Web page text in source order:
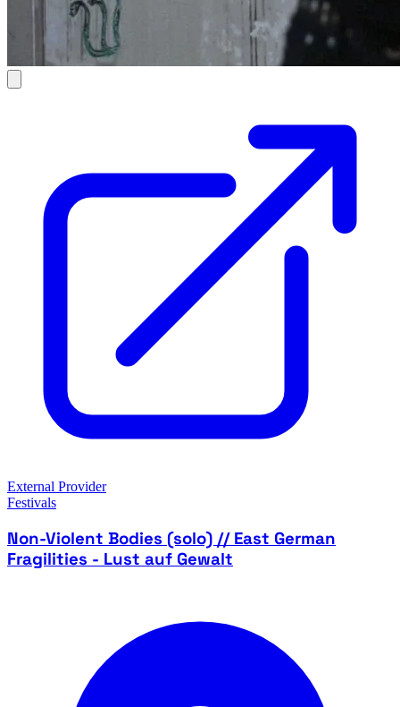
External Provider
Festivals
Non-Violent Bodies (solo) // East German
Fragilities - Lust auf Gewalt